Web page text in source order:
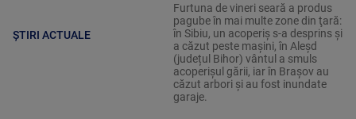
ȘTIRI ACTUALE
Furtuna de vineri seară a produs
pagube în mai multe zone din ţară:
în Sibiu, un acoperiş s-a desprins și
a căzut peste maşini, în Aleşd
(județul Bihor) vântul a smuls
acoperişul gării, iar în Braşov au
căzut arbori şi au fost inundate
garaje.